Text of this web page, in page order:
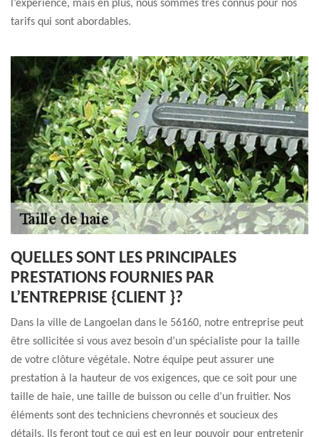
l’expérience, mais en plus, nous sommes très connus pour nos
tarifs qui sont abordables.
QUELLES SONT LES PRINCIPALES
PRESTATIONS FOURNIES PAR
L’ENTREPRISE {CLIENT }?
Dans la ville de Langoelan dans le 56160, notre entreprise peut
être sollicitée si vous avez besoin d’un spécialiste pour la taille
de votre clôture végétale. Notre équipe peut assurer une
prestation à la hauteur de vos exigences, que ce soit pour une
taille de haie, une taille de buisson ou celle d’un fruitier. Nos
éléments sont des techniciens chevronnés et soucieux des
détails. Ils feront tout ce qui est en leur pouvoir pour entretenir